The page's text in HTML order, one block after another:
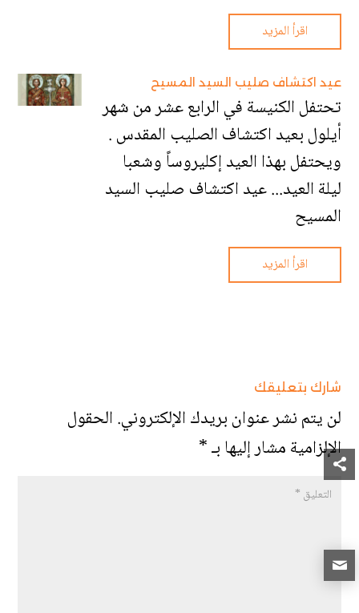
اقرأ المزيد
عيد اكتشاف صليب السيد المسيح
تحتفل الكنيسة في الرابع عشر من شهر
أيلول بعيد اكتشاف الصليب المقدس .
ويحتفل بهذا العيد إكليروساً وشعبا
ليلة العيد... عيد اكتشاف صليب السيد
المسيح
اقرأ المزيد
شارك بتعليقك
لن يتم نشر عنوان بريدك الإلكتروني.الحقول
الإلزامية مشار إليها بـ*